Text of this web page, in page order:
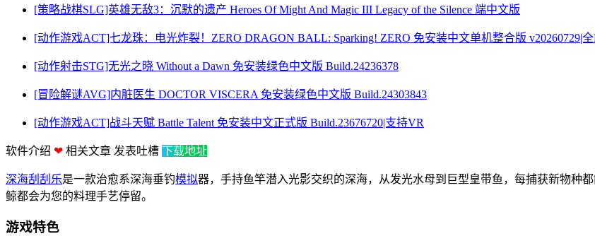
[策略战棋SLG]英雄无敌3：沉默的遗产 Heroes Of Might And Magic III Legacy of the Silence 端中文版
[动作游戏ACT]七龙珠：电光炸裂！ZERO DRAGON BALL: Sparking! ZERO 免安装中文单机整合版 v20260729|
[动作射击STG]无光之晓 Without a Dawn 免安装绿色中文版 Build.24236378
[冒险解谜AVG]内脏医生 DOCTOR VISCERA 免安装绿色中文版 Build.24303843
[动作游戏ACT]战斗天赋 Battle Talent 免安装中文正式版 Build.23676720|支持VR
软件介绍 ❤ 相关文章 发表吐槽 下载地址
深海刮刮乐是一款治愈系深海垂钓模拟器，手持鱼竿潜入光影交织的深海，从发光水母到巨型皇带鱼，每捕获新物种
鲸都会为您的料理手艺停留。
游戏特色